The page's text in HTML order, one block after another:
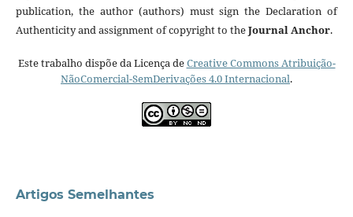
publication, the author (authors) must sign the Declaration of
Authenticity and assignment of copyright to theJournal Anchor.
Este trabalho dispõe da Licença deCreative Commons Atribuição-
NãoComercial-SemDerivações 4.0 Internacional.
Artigos Semelhantes